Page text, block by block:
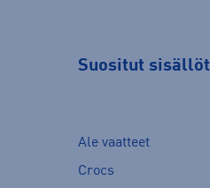
Suositut sisällöt
Ale vaatteet
Crocs